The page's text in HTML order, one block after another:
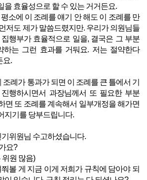
을 효율성으로 할 수 있는 거거든요.
소에 이 조례를 얘기 안 해도 이 조례를 만
저도 제가 말씀드렸지만. 우리가 의원님들
행부가 효율적으로 일을, 결국은 그 부분
하는 그런 효과를 거둬요. 저는 절약한다
요.
조례가 통과가 되면 이 조례를 큰 틀에서 기
행하시면서 과장님께서 또 필요한 부분
면 또 조례를 계속해서 일부개정을 해가면
지기를 당부드립니다.
기위원님 수고하셨습니다.
요?
원 많음)
볼 게 지금 이게 저희가 규칙에 담아야 되